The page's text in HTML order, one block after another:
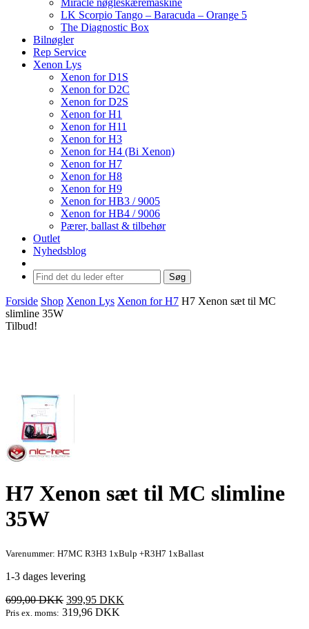
Miracle nøgleskæremaskine
LK Scorpio Tango – Baracuda – Orange 5
The Diagnostic Box
Bilnøgler
Rep Service
Xenon Lys
Xenon for D1S
Xenon for D2C
Xenon for D2S
Xenon for H1
Xenon for H11
Xenon for H3
Xenon for H4 (Bi Xenon)
Xenon for H7
Xenon for H8
Xenon for H9
Xenon for HB3 / 9005
Xenon for HB4 / 9006
Pærer, ballast & tilbehør
Outlet
Nyhedsblog
Søg
Forside Shop Xenon Lys Xenon for H7 H7 Xenon sæt til MC
slimline 35W
Tilbud!
H7 Xenon sæt til MC slimline
35W
Varenummer: H7MC R3H3 1xBulp +R3H7 1xBallast
1-3 dages levering
699,00DKK Den
oprindelige
399,95 DKK
Pris ex. moms: 319,96 DKK